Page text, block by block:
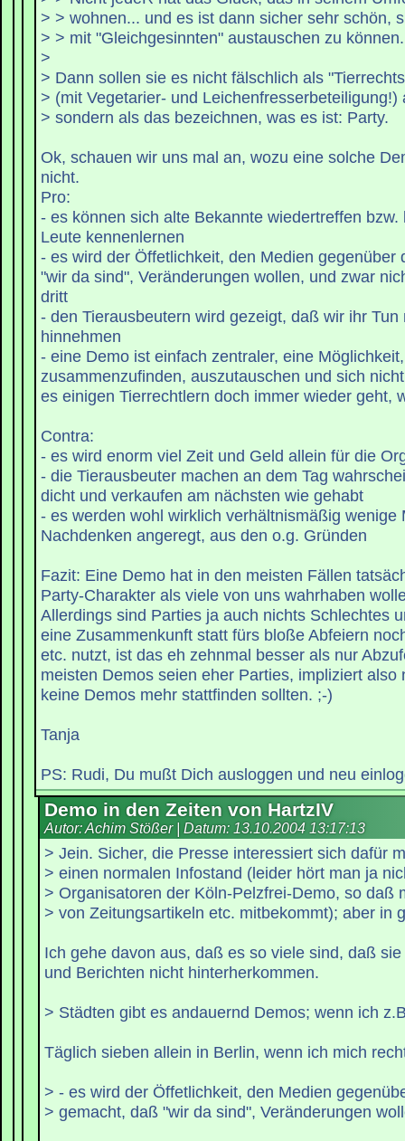
> > wohnen... und es ist dann sicher sehr schön,
> > mit "Gleichgesinnten" austauschen zu können.
>
> Dann sollen sie es nicht fälschlich als
> (mit Vegetarier- und Leichenfresserbeteiligung!)
> sondern als das bezeichnen, was es ist: Party.
Ok, schauen wir uns mal an, wozu eine solche
nicht.
Pro:
- es können sich alte Bekannte wiedertreffen
Leute kennenlernen
- es wird der Öffetlichkeit, den Medien gegenüber
"wir da sind", Veränderungen wollen, und zwar
dritt
- den Tierausbeutern wird gezeigt, daß wir ihr
hinnehmen
- eine Demo ist einfach zentraler, eine
zusammenzufinden, auszutauschen und sich
es einigen Tierrechtlern doch immer wieder geht,
Contra:
- es wird enorm viel Zeit und Geld allein für die
- die Tierausbeuter machen an dem Tag
dicht und verkaufen am nächsten wie gehabt
- es werden wohl wirklich verhältnismäßig wenige
Nachdenken angeregt, aus den o.g. Gründen
Fazit: Eine Demo hat in den meisten Fällen
Party-Charakter als viele von uns wahrhaben
Allerdings sind Parties ja auch nichts Schlechtes
eine Zusammenkunft statt fürs bloße Abfeiern
etc. nutzt, ist das eh zehnmal besser als nur
meisten Demos seien eher Parties, impliziert also
keine Demos mehr stattfinden sollten. ;-)
Tanja
PS: Rudi, Du mußt Dich ausloggen und neu
Demo in den Zeiten von HartzIV
Autor: Achim Stößer | Datum: 13.10.2004 13:17:13
> Jein. Sicher, die Presse interessiert sich dafür
> einen normalen Infostand (leider hört man ja
> Organisatoren der Köln-Pelzfrei-Demo, so daß
> von Zeitungsartikeln etc. mitbekommt); aber in
Ich gehe davon aus, daß es so viele sind, daß
und Berichten nicht hinterherkommen.
> Städten gibt es andauernd Demos; wenn ich
Täglich sieben allein in Berlin, wenn ich mich
> - es wird der Öffetlichkeit, den Medien
> gemacht, daß "wir da sind", Veränderungen